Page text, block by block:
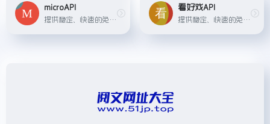
microAPI
提供稳定、快速的免费API数据接口服务。
看好戏API
提供稳定、快速的免费API数据接口服务